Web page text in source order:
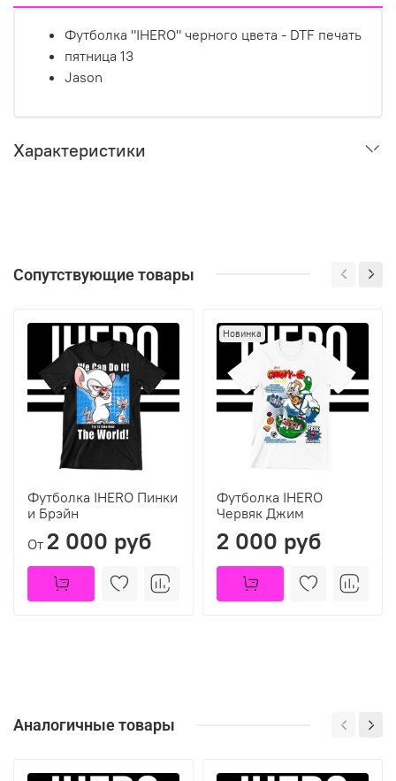
Футболка "IHERO" черного цвета - DTF печать
пятница 13
Jason
Характеристики
Сопутствующие товары
Футболка IHERO Пинки
и Брэйн
От 2 000 руб
Новинка
Футболка IHERO
Червяк Джим
2 000 руб
Аналогичные товары